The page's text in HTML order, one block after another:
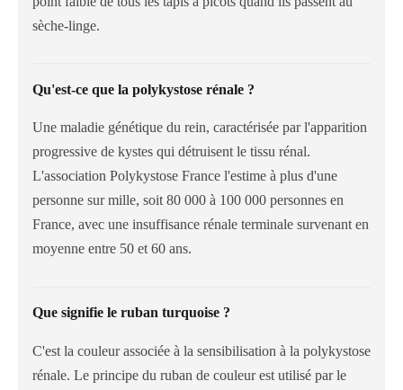
sèche-linge.
Qu'est-ce que la polykystose rénale ?
Une maladie génétique du rein, caractérisée par l'apparition
progressive de kystes qui détruisent le tissu rénal.
L'association Polykystose France l'estime à plus d'une
personne sur mille, soit 80 000 à 100 000 personnes en
France, avec une insuffisance rénale terminale survenant en
moyenne entre 50 et 60 ans.
Que signifie le ruban turquoise ?
C'est la couleur associée à la sensibilisation à la polykystose
rénale. Le principe du ruban de couleur est utilisé par le